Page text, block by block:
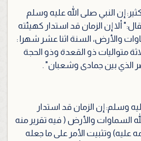
إن النبي صلى الله عليه وسلم
:" ألا إن الزمان قد استدار كهيئته
والأرض، السنة اثنا عشر شهرا :
متواليات ذو القعدة وذو الحجة
الذي بين جمادى وشعبان" .
وسلم: إن الزمان قد استدار
السماوات والأرض ( فيه تقرير منه
عليه) وتثبيت الأمر على ما جعله